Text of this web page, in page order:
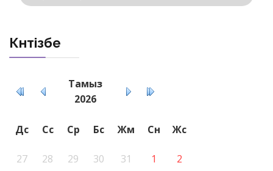
Күнтізбе
Тамыз
2026
Дс Сс Ср Бс Жм Сн Жс
27 28 29 30 31 1 2